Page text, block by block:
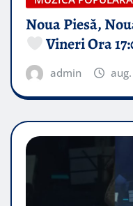
Noua Piesă,
Vineri Ora
admin